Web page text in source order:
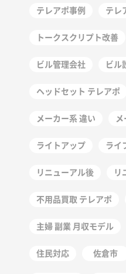
テレアポ事例 テレ
トークスクリプト改善
ビル管理会社 ビル
ヘッドセット テレアポ
メーカー系 違い
ライトアップ ライ
リニューアル後 リ
不用品買取 テレアポ
主婦 副業 月収モデル
住民対応 佐倉市